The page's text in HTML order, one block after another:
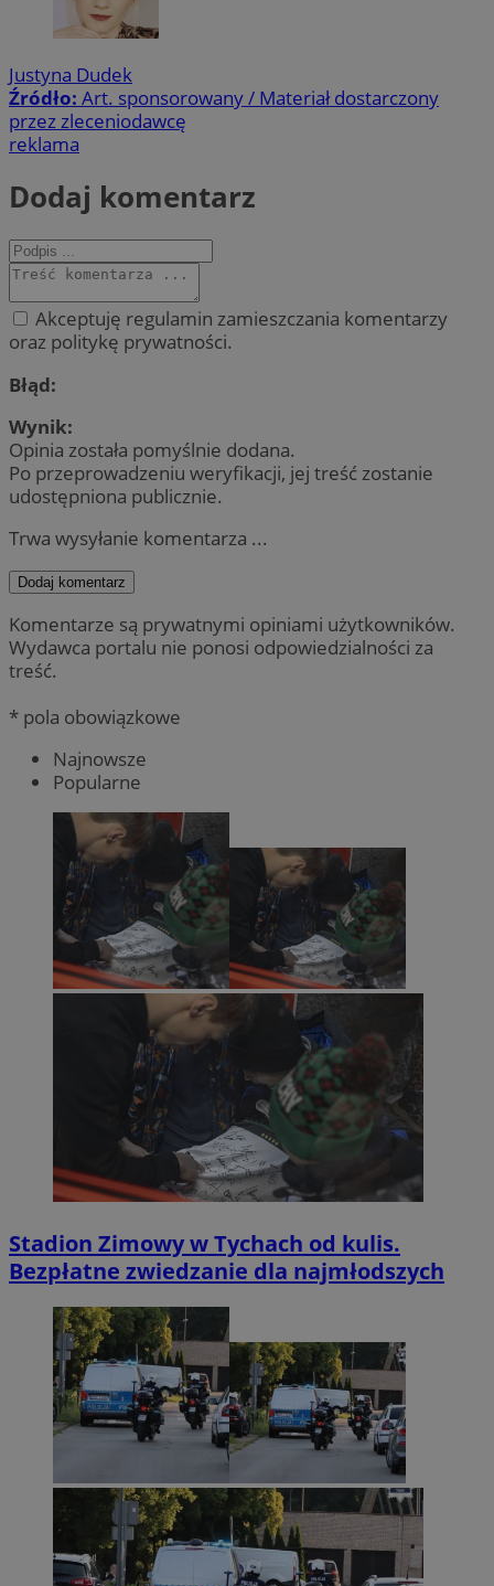
Justyna Dudek
Źródło: Art. sponsorowany / Materiał dostarczony
przez zleceniodawcę
reklama
Dodaj komentarz
Akceptuję regulamin zamieszczania komentarzy
oraz politykę prywatności.
Błąd:
Wynik:
Opinia została pomyślnie dodana.
Po przeprowadzeniu weryfikacji, jej treść zostanie
udostępniona publicznie.
Trwa wysyłanie komentarza ...
Dodaj komentarz
Komentarze są prywatnymi opiniami użytkowników.
Wydawca portalu nie ponosi odpowiedzialności za
treść.
* pola obowiązkowe
Najnowsze
Popularne
Stadion Zimowy w Tychach od kulis.
Bezpłatne zwiedzanie dla najmłodszych